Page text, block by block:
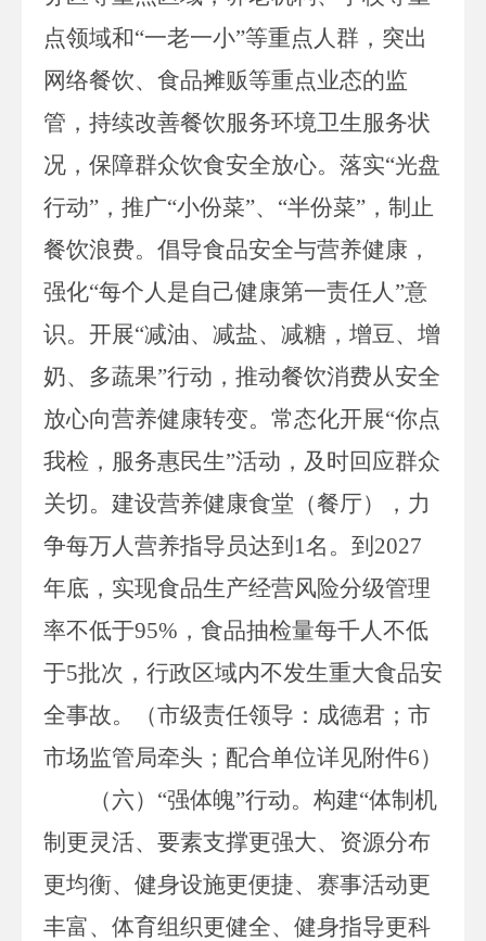
点领域和“一老一小”等重点人群，突出
网络餐饮、食品摊贩等重点业态的监
管，持续改善餐饮服务环境卫生服务状
况，保障群众饮食安全放心。落实“光盘
行动”，推广“小份菜”、“半份菜”，制止
餐饮浪费。倡导食品安全与营养健康，
强化“每个人是自己健康第一责任人”意
识。开展“减油、减盐、减糖，增豆、增
奶、多蔬果”行动，推动餐饮消费从安全
放心向营养健康转变。常态化开展“你点
我检，服务惠民生”活动，及时回应群众
关切。建设营养健康食堂（餐厅），力
争每万人营养指导员达到 1名。 到 2027
年底，实现食品生产经营风险分级管理
率不低于95%，食品抽检量每千人不低
于5批次，行政区域内不发生重大食品安
全事故。
（市级责任领导：成德君；市
市场监管局牵头；配合单位详见附件6）
（六） “强体魄”行动。 构建“体制 机
制更灵活、要素支撑更强大、资源分布
更均衡、健身设施更便捷、赛事活动更
丰富、体育组织更健全、健身指导更科